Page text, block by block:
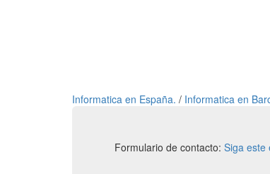
Informatica en España. / Informatica en
Formulario de contacto: Siga este